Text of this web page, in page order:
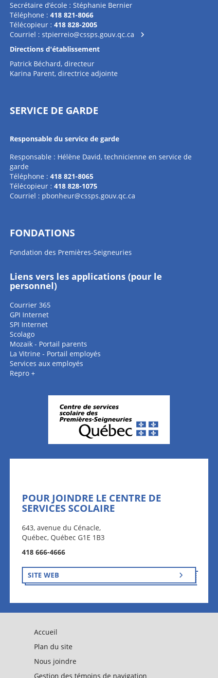
Secrétaire d’école : Stéphanie Bernier
Téléphone : 418 821-8066
Télécopieur : 418 828-2005
Courriel : stpierreio@cssps.gouv.qc.ca
Directions d'établissement
Patrick Béchard, directeur
Karina Parent, directrice adjointe
SERVICE DE GARDE
Responsable du service de garde
Responsable : Hélène David, technicienne en service de
garde
Téléphone : 418 821-8065
Télécopieur : 418 828-1075
Courriel : pbonheur@cssps.gouv.qc.ca
FONDATIONS
Fondation des Premières-Seigneuries
Liens vers les applications (pour le
personnel)
Courrier 365
GPI Internet
SPI Internet
Scolago
Mozaik - Portail parents
La Vitrine - Portail employés
Services aux employés
Repro +
POUR JOINDRE LE CENTRE DE
SERVICES SCOLAIRE
643, avenue du Cénacle,
Québec, Québec G1E 1B3
418 666-4666
SITE WEB
Accueil
Plan du site
Nous joindre
Gestion des témoins de navigation